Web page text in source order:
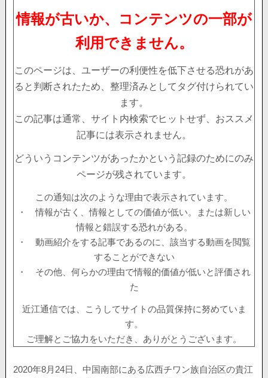
情報が古いか、コンテンツの一部が
利用できません。
このページは、ユーザーの利便性を低下させる恐れがあ
ると判断されたため、整理済みとしてタグ付けられてい
ます。
この記事は通常、サイト内検索でヒットせず、おススメ
記事には表示されません。
どういうコンテンツがあったかという記録のためにのみ
ページが残されています。
この通知は次のような理由で表示されています。
・ 情報が古く、情報としての価値が低い。または新しい
情報と錯誤する恐れがある。
・ 動画紹介をする記事であるのに、該当する動画を閲覧
することができない
・ その他、何らかの理由で情報的価値が低いと評価され
た
近江通信では、こうしてサイトの品質保持に努めていま
す。
ご理解とご協力をいただき、ありがとうございます。
2020年8月24日、中国南部にある広西チワン族自治区の貴江